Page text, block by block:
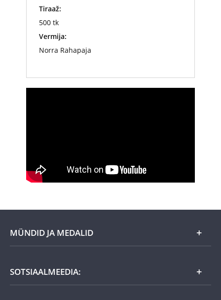
Tiraaž:
500 tk
Vermija:
Norra Rahapaja
MÜNDID JA MEDALID
Kingiideed
SOTSIAALMEEDIA: